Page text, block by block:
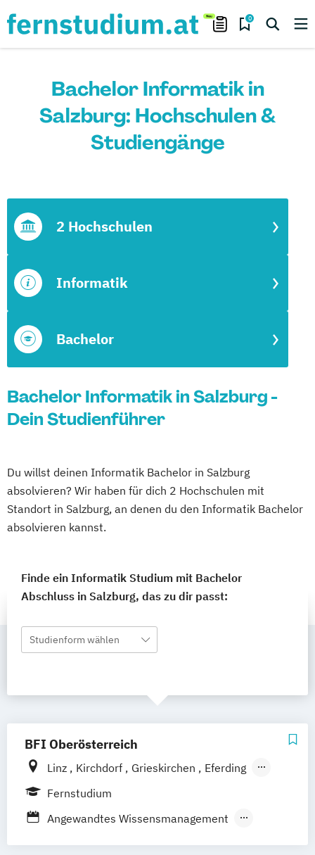
0
Bachelor Informatik in
Salzburg: Hochschulen &
Studiengänge
Bachelor
Informatik
2 Hochschulen
Bachelor Informatik in Salzburg -
Dein Studienführer
Du willst deinen Informatik Bachelor in Salzburg
absolvieren? Wir haben für dich 2 Hochschulen mit
Standort in Salzburg, an denen du den Informatik Bachelor
absolvieren kannst.
Finde ein Informatik Studium mit Bachelor
Abschluss in Salzburg, das zu dir passt:
Studienform wählen
BFI Oberösterreich
Linz Kirchdorf Grieskirchen
Eferding
Gunskirchen
Rohrbach Perg Freistadt Traun
Schärding Braunau Mattighofen Wels
Fernstudium
Angewandtes Wissensmanagement